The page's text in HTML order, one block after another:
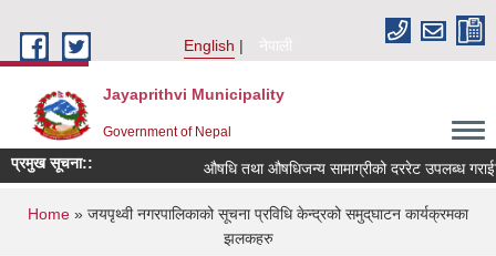
English
नेपाली
Jayaprithvi Municipality
Government of Nepal
प्रमुख सूचना:: औषधि तथा औषधिजन्य सामाग्रीको दररेट उपलब्ध
You are here
Home » जयपृथ्वी नगरपालिकाको सूचना प्रविधि केन्द्रको समुद्‌घाटन कार्यक्रमका
झलकहरु